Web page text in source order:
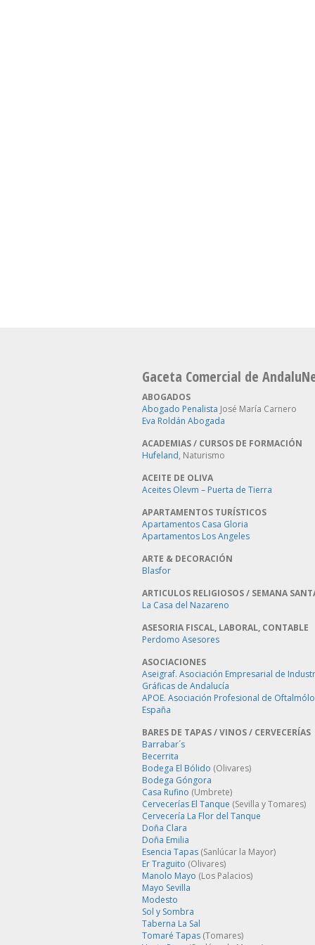
Gaceta Comercial de
ABOGADOS
Abogado Penalista José María Carnero
Eva Roldán Abogada
ACADEMIAS / CURSOS DE FORMACIÓN
Hufeland, Naturismo
ACEITE DE OLIVA
Aceites Olevm – Puerta de Tierra
APARTAMENTOS TURÍSTICOS
Apartamentos Casa Gloria
Apartamentos Los Angeles
ARTE & DECORACIÓN
Blasfor
ARTICULOS RELIGIOSOS / SEMANA
La Casa del Nazareno
ASESORIA FISCAL, LABORAL, CONTABLE
Perdomo Asesores
ASOCIACIONES
Aseigraf. Asociación Empresarial de
Gráficas de Andalucía
APOE. Asociación Profesional de
España
BARES DE TAPAS / VINOS / CERVECERÍAS
Barrabar´s
Becerrita
Bodega El Bólido (Olivares)
Bodega Góngora
Casa Rufino (Umbrete)
Cervecerías El Tanque (Sevilla y Tomares)
Cervecería La Flor del Tanque
Doña Clara
Doña Emilia
Esencia Tapas (Sanlúcar la Mayor)
Er Traguito (Olivares)
Manolo Mayo (Los Palacios)
Mayo Sevilla
Modesto
Sol y Sombra
Taberna La Sal
Tomaré Tapas (Tomares)